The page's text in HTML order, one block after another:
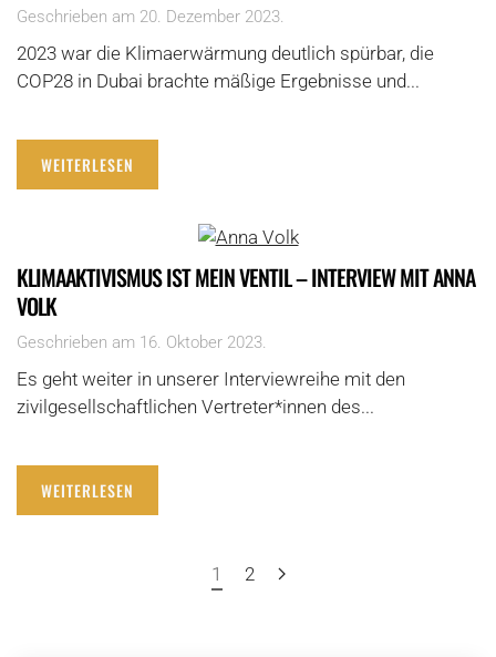
Geschrieben am 20. Dezember 2023.
2023 war die Klimaerwärmung deutlich spürbar, die
COP28 in Dubai brachte mäßige Ergebnisse und...
WEITERLESEN
KLIMAAKTIVISMUS IST MEIN VENTIL – INTERVIEW MIT ANNA
VOLK
Geschrieben am 16. Oktober 2023.
Es geht weiter in unserer Interviewreihe mit den
zivilgesellschaftlichen Vertreter*innen des...
WEITERLESEN
1 2